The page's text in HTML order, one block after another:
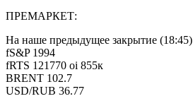
ПРЕМАРКЕТ:
На наше предыдущее закрытие (18:45)
fS&P 1994
fRTS 121770 oi 855к
BRENT 102.7
USD/RUB 36.77